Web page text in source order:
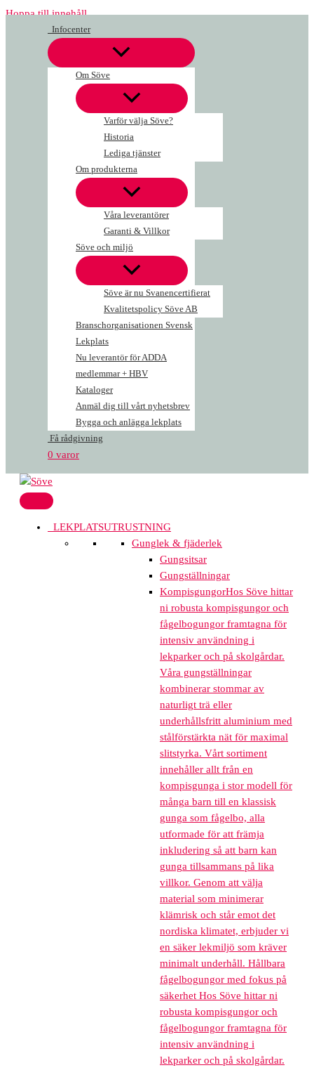
Hoppa till innehåll
Infocenter
Om Söve
Varför välja Söve?
Historia
Lediga tjänster
Om produkterna
Våra leverantörer
Garanti & Villkor
Söve och miljö
Söve är nu Svanencertifierat
Kvalitetspolicy Söve AB
Branschorganisationen Svensk
Lekplats
Nu leverantör för ADDA
medlemmar + HBV
Kataloger
Anmäl dig till vårt nyhetsbrev
Bygga och anlägga lekplats
Få rådgivning
0 varor
LEKPLATSUTRUSTNING
Gunglek & fjäderlek
Gungsitsar
Gungställningar
KompisgungorHos Söve hittar
ni robusta kompisgungor och
fågelbogungor framtagna för
intensiv användning i
lekparker och på skolgårdar.
Våra gungställningar
kombinerar stommar av
naturligt trä eller
underhållsfritt aluminium med
stålförstärkta nät för maximal
slitstyrka. Vårt sortiment
innehåller allt från en
kompisgunga i stor modell för
många barn till en klassisk
gunga som fågelbo, alla
utformade för att främja
inkludering så att barn kan
gunga tillsammans på lika
villkor. Genom att välja
material som minimerar
klämrisk och står emot det
nordiska klimatet, erbjuder vi
en säker lekmiljö som kräver
minimalt underhåll. Hållbara
fågelbogungor med fokus på
säkerhet Hos Söve hittar ni
robusta kompisgungor och
fågelbogungor framtagna för
intensiv användning i
lekparker och på skolgårdar.